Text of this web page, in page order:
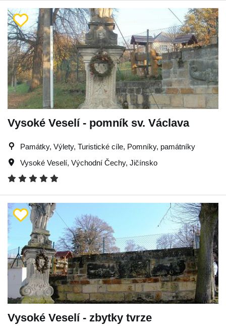
Vysoké Veselí - pomník sv. Václava
Památky, Výlety, Turistické cíle, Pomníky, památníky
Vysoké Veselí, Východní Čechy, Jičínsko
Vysoké Veselí - zbytky tvrze